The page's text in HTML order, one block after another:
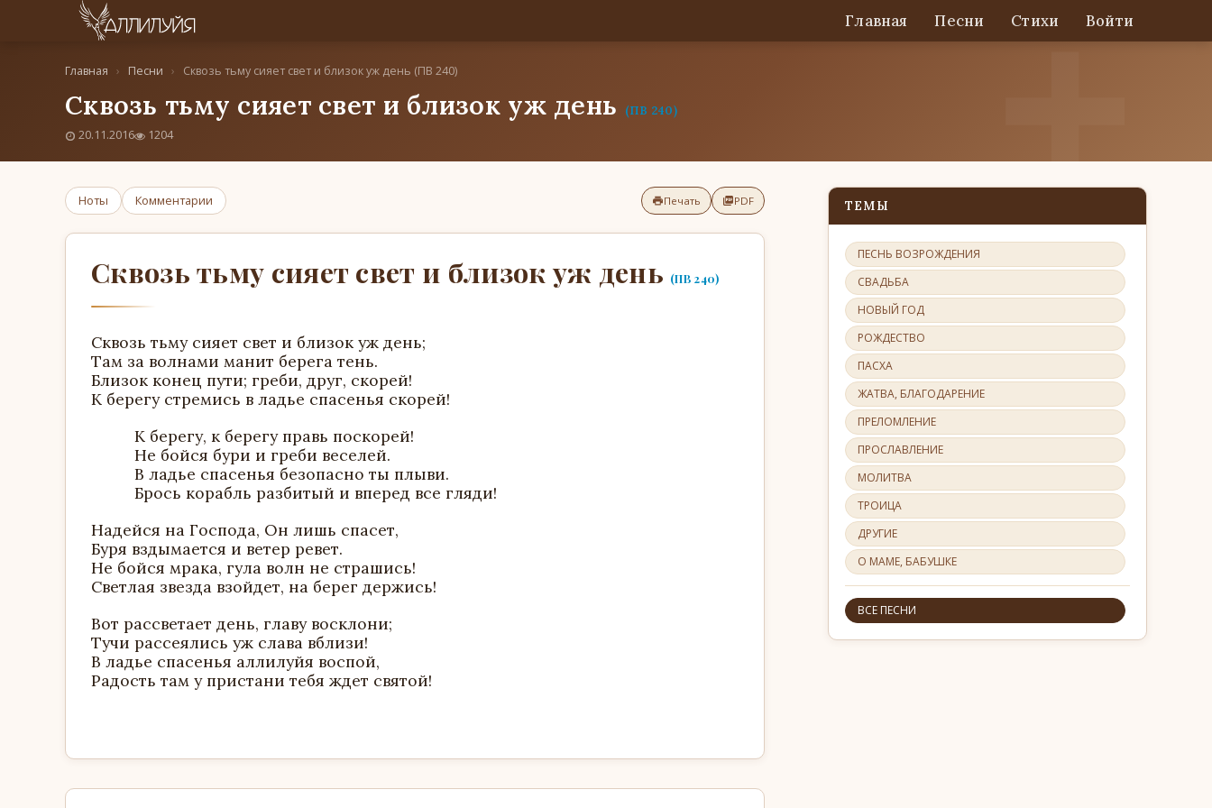
Главная Песни Стихи Войти
Главная › Песни › Сквозь тьму сияет свет и близок уж день (ПВ 240)
Сквозь тьму сияет свет и близок уж день (ПВ 240)
20.11.2016 1204
Ноты Комментарии Печать PDF
Сквозь тьму сияет свет и близок уж день (ПВ 240)
Сквозь тьму сияет свет и близок уж день;
Там за волнами манит берега тень.
Близок конец пути; греби, друг, скорей!
К берегу стремись в ладье спасенья скорей!
К берегу, к берегу правь поскорей!
Не бойся бури и греби веселей.
В ладье спасенья безопасно ты плыви.
Брось корабль разбитый и вперед все гляди!
Надейся на Господа, Он лишь спасет,
Буря вздымается и ветер ревет.
Не бойся мрака, гула волн не страшись!
Светлая звезда взойдет, на берег держись!
Вот рассветает день, главу восклони;
Тучи рассеялись уж слава вблизи!
В ладье спасенья аллилуйя воспой,
Радость там у пристани тебя ждет святой!
ТЕМЫ
ПЕСНЬ ВОЗРОЖДЕНИЯ
СВАДЬБА
НОВЫЙ ГОД
РОЖДЕСТВО
ПАСХА
ЖАТВА, БЛАГОДАРЕНИЕ
ПРЕЛОМЛЕНИЕ
ПРОСЛАВЛЕНИЕ
МОЛИТВА
ТРОИЦА
ДРУГИЕ
О МАМЕ, БАБУШКЕ
ВСЕ ПЕСНИ